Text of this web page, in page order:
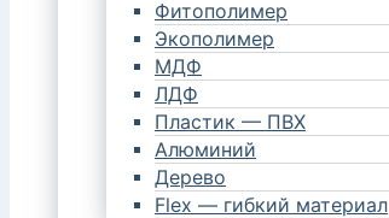
Фитополимер
Экополимер
МДФ
ЛДФ
Пластик — ПВХ
Алюминий
Дерево
Flex — гибкий материал